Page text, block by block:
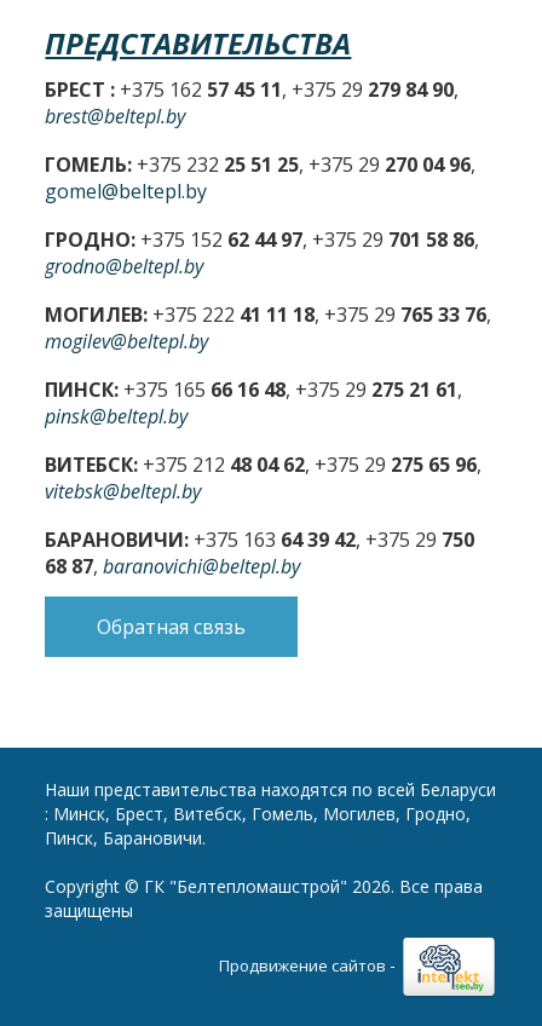
ПРЕДСТАВИТЕЛЬСТВА
БРЕСТ : +375 162 57 45 11, +375 29 279 84 90,
brest@beltepl.by
ГОМЕЛЬ: +375 232 25 51 25, +375 29 270 04 96,
gomel@beltepl.by
ГРОДНО: +375 152 62 44 97, +375 29 701 58 86,
grodno@beltepl.by
МОГИЛЕВ: +375 222 41 11 18, +375 29 765 33 76,
mogilev@beltepl.by
ПИНСК: +375 165 66 16 48, +375 29 275 21 61,
pinsk@beltepl.by
ВИТЕБСК: +375 212 48 04 62, +375 29 275 65 96,
vitebsk@beltepl.by
БАРАНОВИЧИ: +375 163 64 39 42, +375 29 750
68 87,baranovichi@beltepl.by
Обратная связь
Наши представительства находятся по всей Беларуси
: Минск, Брест, Витебск, Гомель, Могилев, Гродно,
Пинск, Барановичи.
Copyright © ГК "Белтепломашстрой" 2026. Все права
защищены
Продвижение сайтов -